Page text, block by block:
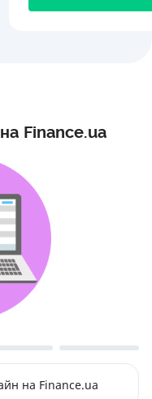
Finance.ua
на Finance.ua